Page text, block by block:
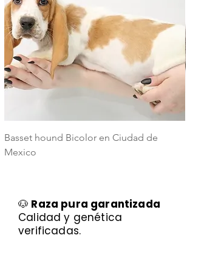
Basset hound Bicolor en Ciudad de
Mexico
🐶 Raza pura garantizada
Calidad y genética
verificadas.